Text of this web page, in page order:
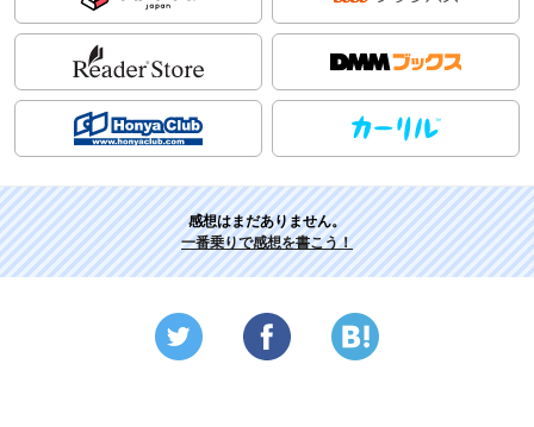
感想はまだありません。
一番乗りで感想を書こう！